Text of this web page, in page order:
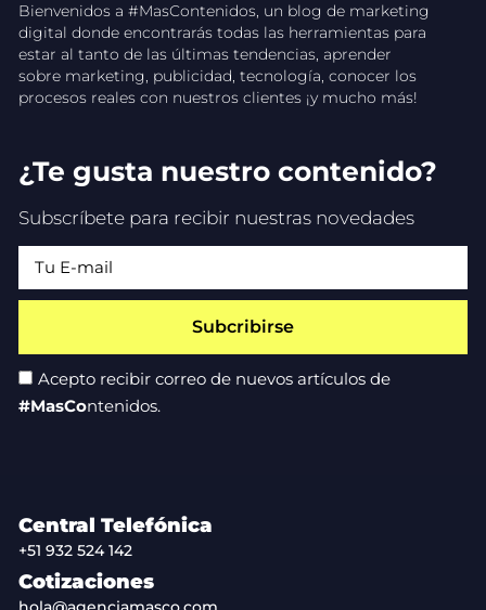
Bienvenidos a #MasContenidos, un blog de marketing
digital donde encontrarás todas las herramientas para
estar al tanto de las últimas tendencias, aprender
sobre marketing, publicidad, tecnología, conocer los
procesos reales con nuestros clientes ¡y mucho más!
¿Te gusta nuestro contenido?
Subscríbete para recibir nuestras novedades
Acepto recibir correo de nuevos artículos de
#MasContenidos.
Subcribirse
Central Telefónica
+51 932 524 142
Cotizaciones